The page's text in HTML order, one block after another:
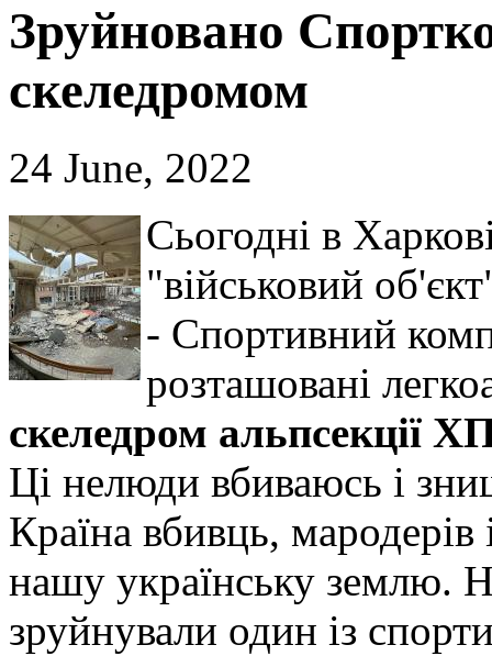
Зруйновано
скеледромом
24 June, 2022
Сьогодні в
"військовий
- Спортивний
розташовані
скеледром альпсекції
Ці нелюди вбиваюсь і
Країна вбивць, мародерів
нашу українську землю.
зруйнували один із